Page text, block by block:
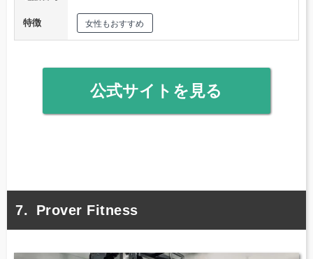
特徴 女性もおすすめ
公式サイトを見る
Prover Fitness